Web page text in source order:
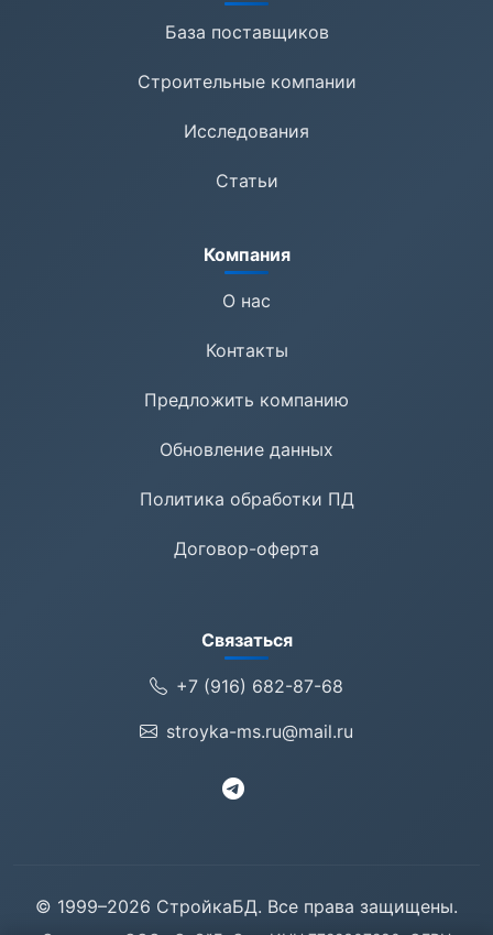
База поставщиков
Строительные компании
Исследования
Статьи
Компания
О нас
Контакты
Предложить компанию
Обновление данных
Политика обработки ПД
Договор-оферта
Связаться
+7 (916) 682-87-68
stroyka-ms.ru@mail.ru
© 1999–2026 СтройкаБД. Все права защищены.